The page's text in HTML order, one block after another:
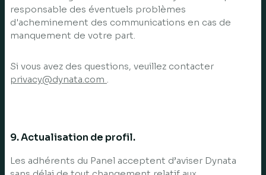
responsable des éventuels problèmes
d'acheminement des communications en cas de
manquement de votre part.
Si vous avez des questions, veuillez contacter
privacy@dynata.com .
9. Actualisation de profil.
Les adhérents du Panel acceptent d’aviser Dynata